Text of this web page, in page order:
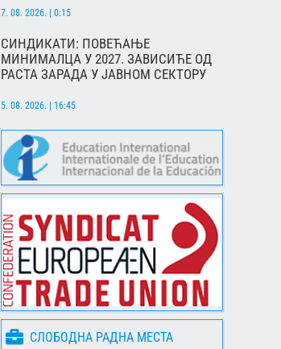
7. 08. 2026. | 0:15
СИНДИКАТИ: ПОВЕЋАЊЕ
МИНИМАЛЦА У 2027. ЗАВИСИЋЕ ОД
РАСТА ЗАРАДА У ЈАВНОМ СЕКТОРУ
5. 08. 2026. | 16:45
СЛОБОДНА РАДНА МЕСТА